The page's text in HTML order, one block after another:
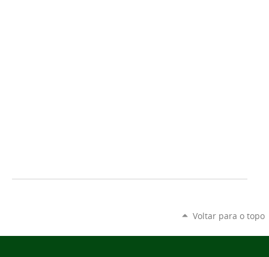
Voltar para o topo